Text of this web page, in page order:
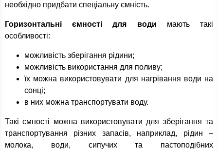
необхідно придбати спеціальну ємність.
Горизонтальні ємності для води мають такі
особливості:
можливість зберігання рідини;
можливість використання для поливу;
їх можна використовувати для нагрівання води на
сонці;
в них можна транспортувати воду.
Такі ємності можна використовувати для зберігання та
транспортування різних запасів, наприклад, рідин –
молока, води, сипучих та пастоподібних